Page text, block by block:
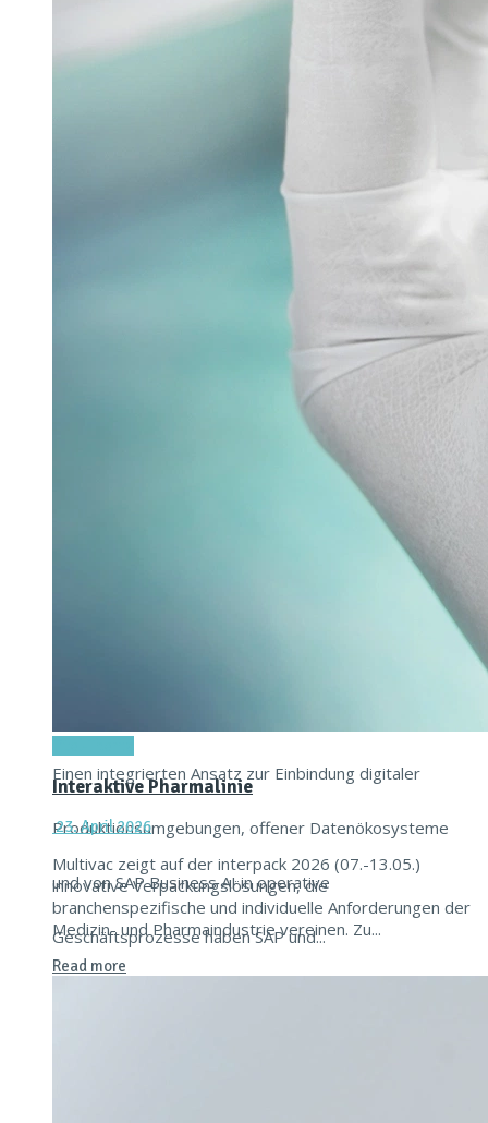
Pharmazeutische Sprühtrocknungstechnologie
Glatt stellte auf der Interpack seine
Sprühtrocknungstechnologie – GSX.Lab – im Rahmen
einer spannenden Eröffnungsfeier vor. Mit der
Verpackungsmaschine für vernetzte Produktion
Einen integrierten Ansatz zur Einbindung digitaler
Produktionsumgebungen, offener Datenökosysteme
und von SAP Business AI in operative
Geschäftsprozesse haben SAP und...
Interaktive Pharmalinie
23. April 2026
Multivac zeigt auf der interpack 2026 (07.-13.05.)
innovative Verpackungslösungen, die
branchenspezifische und individuelle Anforderungen der
Medizin- und Pharmaindustrie vereinen. Zu...
Read more